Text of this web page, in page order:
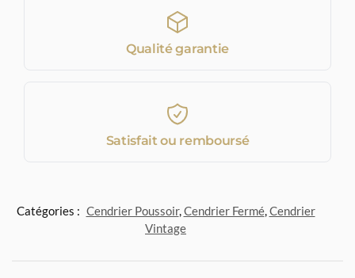
Qualité garantie
Satisfait ou remboursé
Catégories : Cendrier Poussoir,Cendrier Fermé,Cendrier
Vintage